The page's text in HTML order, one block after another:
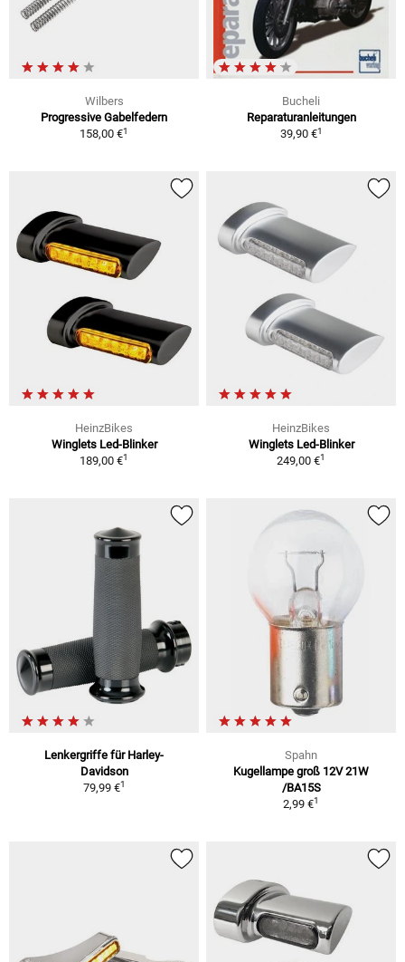
Wilbers
Progressive Gabelfedern
158,00 €1
Bucheli
Reparaturanleitungen
39,90 €1
HeinzBikes
Winglets Led-Blinker
189,00 €1
HeinzBikes
Winglets Led-Blinker
249,00 €1
Lenkergriffe für Harley-
Davidson
79,99 €1
Spahn
Kugellampe groß 12V 21W
/BA15S
2,99 €1